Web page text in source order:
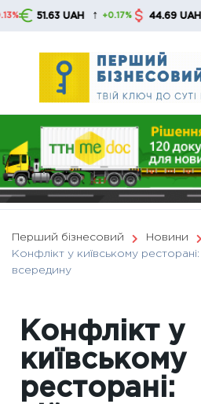
Skip
51.63 UAH ↑ +0.17% 44.69 UAH ↓ -
Перший бізнесовий Новини
Конфлікт у київському
всередину
Конфлікт у
київському
ресторані: